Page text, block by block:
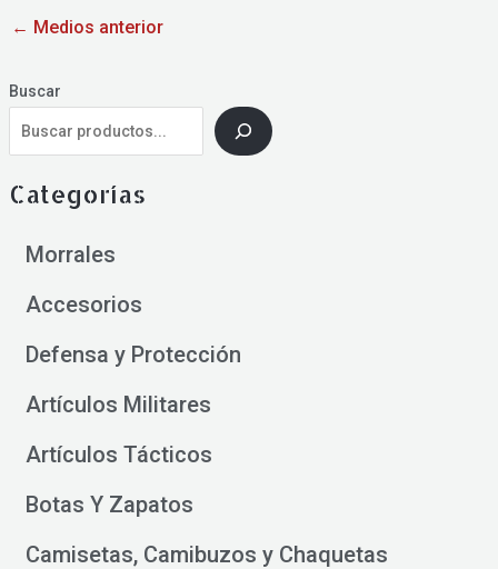
Buscar
Categorías
Morrales
Accesorios
Defensa y Protección
Artículos Militares
Artículos Tácticos
Botas Y Zapatos
Camisetas, Camibuzos y Chaquetas
← Medios anterior